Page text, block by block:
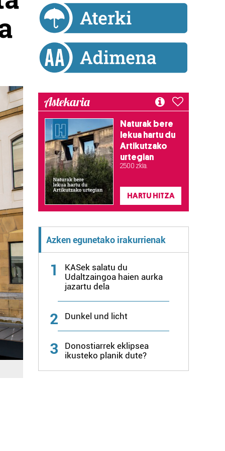
Astekaria
Naturak bere
lekua hartu du
Artikutzako
urtegian
2.500 zkia.
HARTU HITZA
Azken egunetako irakurrienak
1
KASek salatu du
Udaltzaingoa haien aurka
jazartu dela
2 Dunkel und licht
3
Donostiarrek eklipsea
ikusteko planik dute?